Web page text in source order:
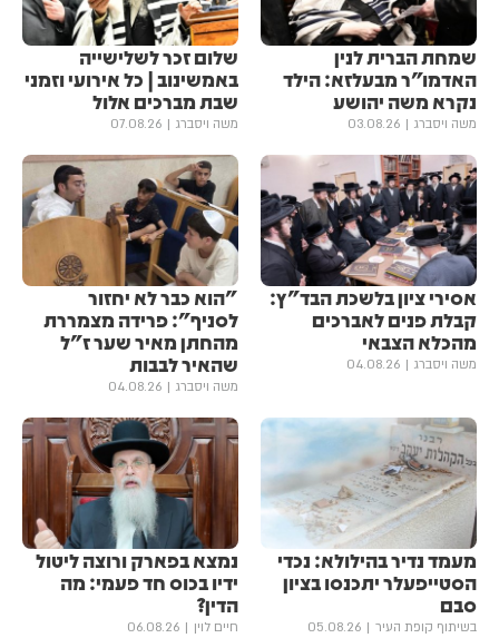
שמחת הברית לנין
האדמו"ר מבעלזא: הילד
נקרא משה יהושע
משה ויסברג 03.08.26
שלום זכר לשלישייה
באמשינוב | כל אירועי וזמני
שבת מברכים אלול
משה ויסברג 07.08.26
אסירי ציון בלשכת הבד"ץ:
קבלת פנים לאברכים
מהכלא הצבאי
משה ויסברג 04.08.26
"הוא כבר לא יחזור
לסניף": פרידה מצמררת
מהחתן מאיר שער ז"ל
שהאיר לבבות
משה ויסברג 04.08.26
מעמד נדיר בהילולא: נכדי
הסטייפעלר יתכנסו בציון
סבם
בשיתוף קופת העיר 05.08.26
נמצא בפארק ורוצה ליטול
ידיו בכוס חד פעמי: מה
הדין?
חיים לוין 06.08.26